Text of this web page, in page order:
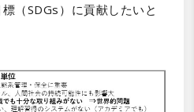
（SDGs）に貢献したいと